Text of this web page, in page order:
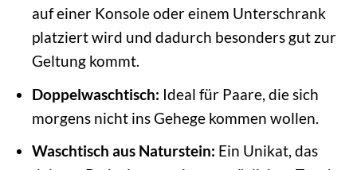
auf einer Konsole oder einem Unterschrank
platziert wird und dadurch besonders gut zur
Geltung kommt.
Doppelwaschtisch: Ideal für Paare, die sich
morgens nicht ins Gehege kommen wollen.
Waschtisch aus Naturstein: Ein Unikat, das